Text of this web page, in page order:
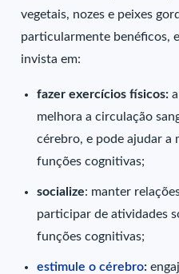
vegetais, nozes e peixes
particularmente benéficos,
invista em:
fazer exercícios físicos:
melhora a circulação
cérebro, e pode ajudar a
funções cognitivas;
socialize: manter
participar de atividades
funções cognitivas;
estimule o cérebro: